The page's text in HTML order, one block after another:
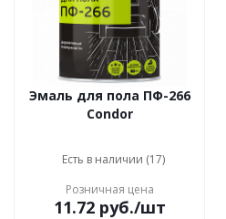
Эмаль для пола ПФ-266
Condor
Есть в наличии (17)
Розничная цена
11.72руб./шт